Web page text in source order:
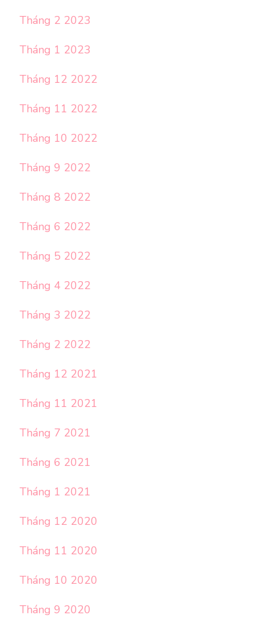
Tháng 2 2023
Tháng 1 2023
Tháng 12 2022
Tháng 11 2022
Tháng 10 2022
Tháng 9 2022
Tháng 8 2022
Tháng 6 2022
Tháng 5 2022
Tháng 4 2022
Tháng 3 2022
Tháng 2 2022
Tháng 12 2021
Tháng 11 2021
Tháng 7 2021
Tháng 6 2021
Tháng 1 2021
Tháng 12 2020
Tháng 11 2020
Tháng 10 2020
Tháng 9 2020